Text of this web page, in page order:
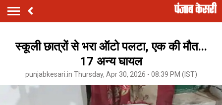
स्कूली छात्रों से भरा ऑटो पलटा, एक की मौत...
17 अन्य घायल
punjabkesari.in Thursday, Apr 30, 2026 - 08:39 PM (IST)